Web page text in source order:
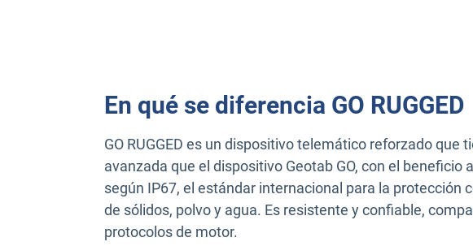
En qué se diferencia GO RUGGED
GO RUGGED es un dispositivo telemático reforzado que
avanzada que el dispositivo Geotab GO, con el beneficio
según IP67, el estándar internacional para la protección
de sólidos, polvo y agua. Es resistente y confiable,
protocolos de motor.